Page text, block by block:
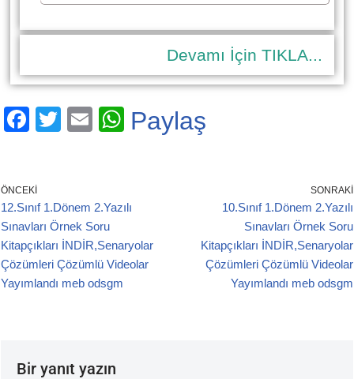
Devamı İçin TIKLA...
F
e
b
o
o
k
T
E
W
A
p
p
Paylaş
ÖNCEKI
12.Sınıf 1.Dönem 2.Yazılı
Sınavları Örnek Soru
Kitapçıkları İNDİR,Senaryolar
Çözümleri Çözümlü Videolar
Yayımlandı meb odsgm
SONRAKI
10.Sınıf 1.Dönem 2.Yazılı
Sınavları Örnek Soru
Kitapçıkları İNDİR,Senaryolar
Çözümleri Çözümlü Videolar
Yayımlandı meb odsgm
Bir yanıt yazın